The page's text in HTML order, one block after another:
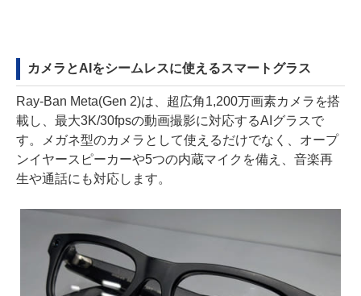
カメラとAIをシームレスに使えるスマートグラス
Ray-Ban Meta(Gen 2)は、超広角1,200万画素カメラを搭
載し、最大3K/30fpsの動画撮影に対応するAIグラスで
す。メガネ型のカメラとして使えるだけでなく、オープ
ンイヤースピーカーや5つの内蔵マイクを備え、音楽再
生や通話にも対応します。